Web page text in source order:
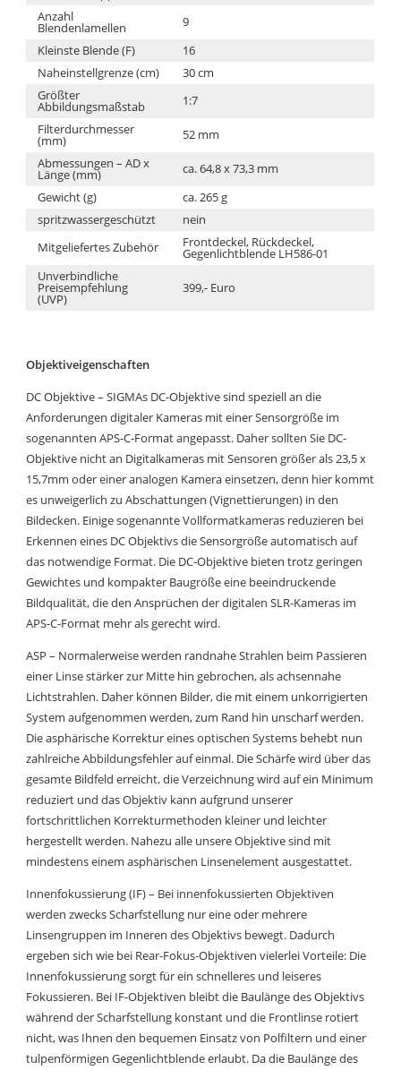
Anzahl
Blendenlamellen
9
Kleinste Blende (F)
16
Naheinstellgrenze (cm)
30 cm
Größter
Abbildungsmaßstab
1:7
Filterdurchmesser
(mm)
52 mm
Abmessungen – AD x
Länge (mm)
ca. 64,8 x 73,3 mm
Gewicht (g)
ca. 265 g
spritzwassergeschützt
nein
Mitgeliefertes Zubehör
Frontdeckel, Rückdeckel,
Gegenlichtblende LH586-01
Unverbindliche
Preisempfehlung
(UVP)
399,- Euro
Objektiveigenschaften
DC Objektive – SIGMAs DC-Objektive sind speziell an die
Anforderungen digitaler Kameras mit einer Sensorgröße im
sogenannten APS-C-Format angepasst. Daher sollten Sie DC-
Objektive nicht an Digitalkameras mit Sensoren größer als 23,5 x
15,7mm oder einer analogen Kamera einsetzen, denn hier kommt
es unweigerlich zu Abschattungen (Vignettierungen) in den
Bildecken. Einige sogenannte Vollformatkameras reduzieren bei
Erkennen eines DC Objektivs die Sensorgröße automatisch auf
das notwendige Format. Die DC-Objektive bieten trotz geringen
Gewichtes und kompakter Baugröße eine beeindruckende
Bildqualität, die den Ansprüchen der digitalen SLR-Kameras im
APS-C-Format mehr als gerecht wird.
ASP – Normalerweise werden randnahe Strahlen beim Passieren
einer Linse stärker zur Mitte hin gebrochen, als achsennahe
Lichtstrahlen. Daher können Bilder, die mit einem unkorrigierten
System aufgenommen werden, zum Rand hin unscharf werden.
Die asphärische Korrektur eines optischen Systems behebt nun
zahlreiche Abbildungsfehler auf einmal. Die Schärfe wird über das
gesamte Bildfeld erreicht, die Verzeichnung wird auf ein Minimum
reduziert und das Objektiv kann aufgrund unserer
fortschrittlichen Korrekturmethoden kleiner und leichter
hergestellt werden. Nahezu alle unsere Objektive sind mit
mindestens einem asphärischen Linsenelement ausgestattet.
Innenfokussierung (IF) – Bei innenfokussierten Objektiven
werden zwecks Scharfstellung nur eine oder mehrere
Linsengruppen im Inneren des Objektivs bewegt. Dadurch
ergeben sich wie bei Rear-Fokus-Objektiven vielerlei Vorteile: Die
Innenfokussierung sorgt für ein schnelleres und leiseres
Fokussieren. Bei IF-Objektiven bleibt die Baulänge des Objektivs
während der Scharfstellung konstant und die Frontlinse rotiert
nicht, was Ihnen den bequemen Einsatz von Polfiltern und einer
tulpenförmigen Gegenlichtblende erlaubt. Da die Baulänge des